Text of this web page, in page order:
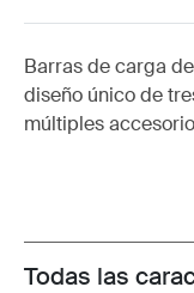
Barras de carga
diseño único de
múltiples
Todas las